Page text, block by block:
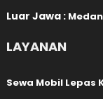
Luar Jawa : Medan
LAYANAN
Sewa Mobil Lepas